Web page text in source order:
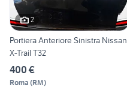
2
Portiera Anteriore Sinistra Nissan
X-Trail T32
400 €
Roma (RM)